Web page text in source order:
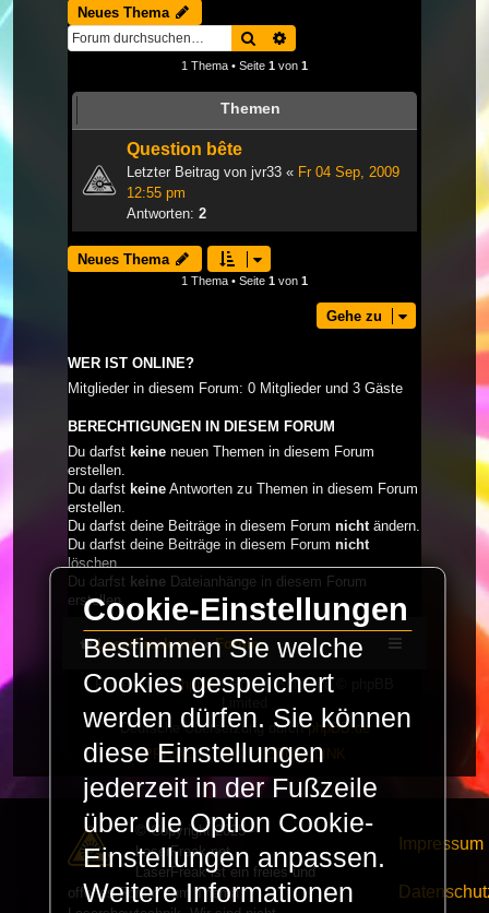
Neues Thema
Suche
1 Thema • Seite 1 von 1
Themen
Question bête
Letzter Beitrag von jvr33 « Fr 04 Sep, 2009
12:55 pm
Antworten: 2
Neues Thema
1 Thema • Seite 1 von 1
Gehe zu
WER IST ONLINE?
Mitglieder in diesem Forum: 0 Mitglieder und 3 Gäste
BERECHTIGUNGEN IN DIESEM FORUM
Du darfst keine neuen Themen in diesem Forum
erstellen.
Du darfst keine Antworten zu Themen in diesem Forum
erstellen.
Du darfst deine Beiträge in diesem Forum nichtändern.
Du darfst deine Beiträge in diesem Forum nicht
löschen.
Du darfst keine Dateianhänge in diesem Forum
erstellen.
LaserFreak.net Forum
Powered byphpBB® Forum Software © phpBB
Limited
Deutsche Übersetzung durchphpBB.de
PRIVACY_LINK
TERMS_LINK
© Copyright 2025 -
LaserFreak.net
LaserFreak ist ein freies und
offenes Forum zum Thema
Impressum
Cookie-Einstellungen
Bestimmen Sie welche
Cookies gespeichert
werden dürfen. Sie können
diese Einstellungen
jederzeit in der Fußzeile
über die Option Cookie-
Einstellungen anpassen.
Weitere Informationen